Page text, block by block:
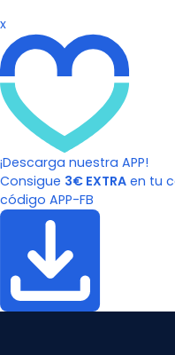
x
¡Descarga nuestra APP!
Consigue 3€ EXTRA en tu
código APP-FB